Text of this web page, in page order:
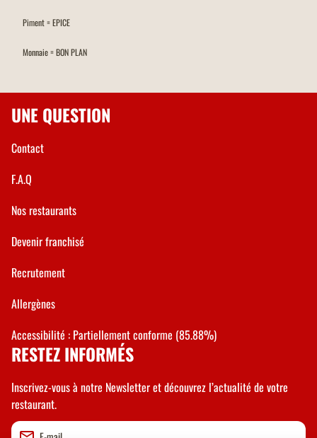
Piment = EPICE
Monnaie = BON PLAN
UNE QUESTION
Contact
F.A.Q
Nos restaurants
Devenir franchisé
Recrutement
Allergènes
Accessibilité : Partiellement conforme (85.88%)
RESTEZ INFORMÉS
Inscrivez-vous à notre Newsletter et découvrez l’actualité de votre
restaurant.